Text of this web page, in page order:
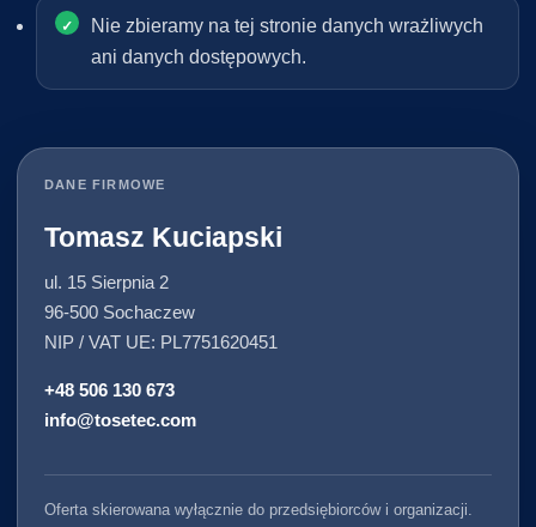
Nie zbieramy na tej stronie danych wrażliwych
ani danych dostępowych.
DANE FIRMOWE
Tomasz Kuciapski
ul. 15 Sierpnia 2
96-500 Sochaczew
NIP / VAT UE: PL7751620451
+48 506 130 673
info@tosetec.com
Oferta skierowana wyłącznie do przedsiębiorców i organizacji.